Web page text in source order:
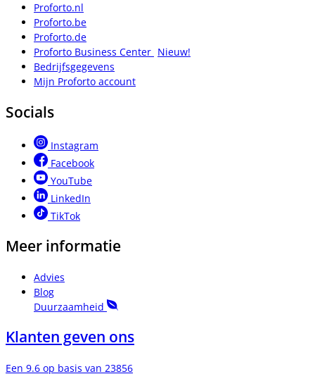
Proforto.nl
Proforto.be
Proforto.de
Proforto Business Center Nieuw!
Bedrijfsgegevens
Mijn Proforto account
Socials
Instagram
Facebook
YouTube
LinkedIn
TikTok
Meer informatie
Advies
Blog
Duurzaamheid
Klanten geven ons
Een 9.6 op basis van 23856